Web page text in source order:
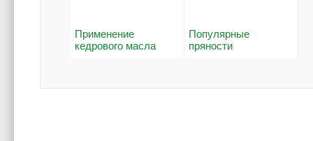
Применение
кедрового масла
Популярные
пряности